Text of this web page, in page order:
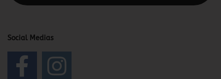
Social Medias